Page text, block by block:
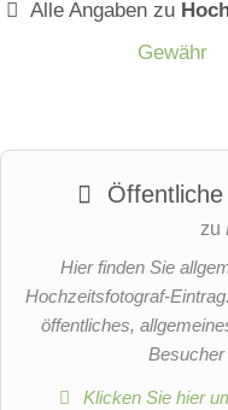
Alle Angaben zu
Gewähr
zu
Hier finden Sie
Hochzeitsfotograf-
öffentliches,
Besucher
Klicken Sie hier